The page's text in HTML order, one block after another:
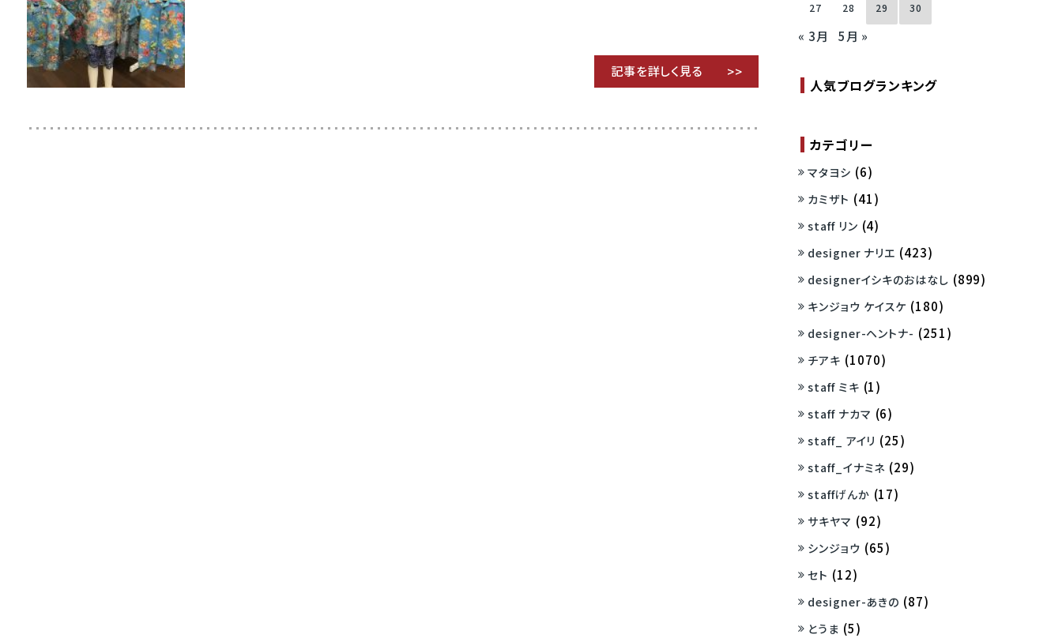
記事を詳しく見る
27 28 29 30
« 3月 5月 »
人気ブログランキング
カテゴリー
マタヨシ (6)
カミザト (41)
staff リン (4)
designer ナリエ (423)
designerイシキのおはなし (899)
キンジョウ ケイスケ (180)
designer-ヘントナ- (251)
チアキ (1070)
staff ミキ (1)
staff ナカマ (6)
staff_ アイリ (25)
staff_イナミネ (29)
staffげんか (17)
サキヤマ (92)
シンジョウ (65)
セト (12)
designer-あきの (87)
とうま (5)